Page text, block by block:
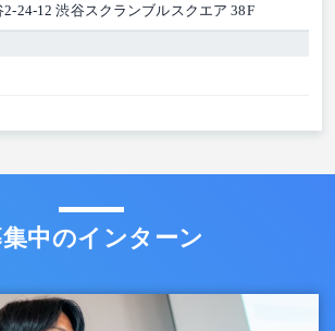
24-12 渋谷スクランブルスクエア 38F
中のインターン